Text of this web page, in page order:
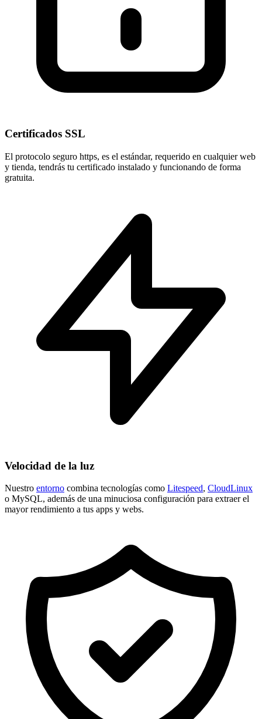
Certificados SSL
El protocolo seguro https, es el estándar, requerido en cualquier web
y tienda, tendrás tu certificado instalado y funcionando de forma
gratuita.
Velocidad de la luz
Nuestro entorno combina tecnologías como Litespeed, CloudLinux
o MySQL, además de una minuciosa configuración para extraer el
mayor rendimiento a tus apps y webs.